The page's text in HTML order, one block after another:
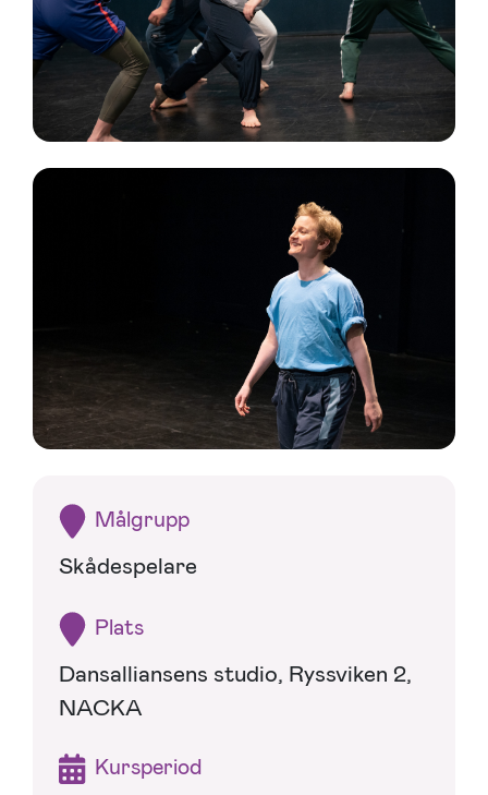
Målgrupp
Skådespelare
Plats
Dansalliansens studio, Ryssviken 2,
NACKA
Kursperiod